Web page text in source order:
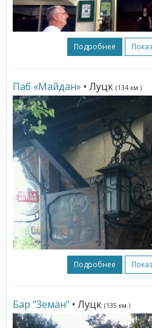
Подробнее
Паб «Майдан» • Луцк (134 км.)
Подробнее
Бар "Земан" • Луцк (135 км.)